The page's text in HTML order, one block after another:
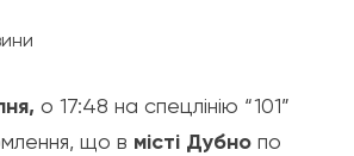
о 17:48 на спецлінію “101”
що в місті Дубно по